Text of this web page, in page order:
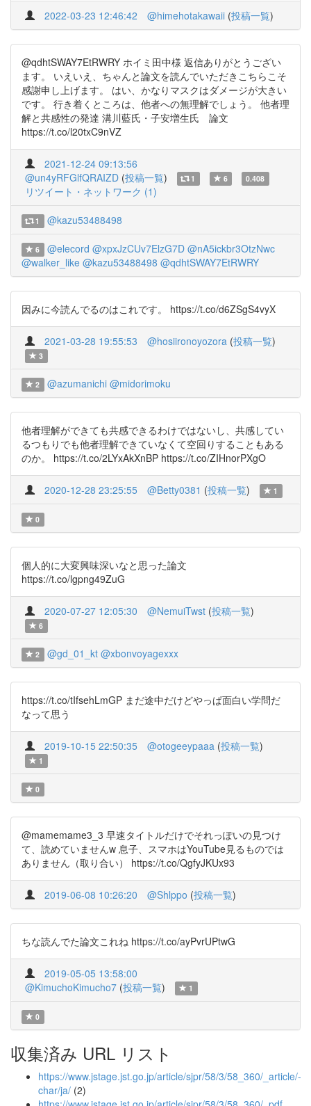
2022-03-23 12:46:42 @himehotakawaii (投稿一覧)
@qdhtSWAY7EtRWRY ホイミ田中様 返信ありがとうござい
ます。 いえいえ、ちゃんと論文を読んでいただきこちらこそ
感謝申し上げます。 はい、かなりマスクはダメージが大きい
です。 行き着くところは、他者への無理解でしょう。 他者理
解と共感性の発達 溝川藍氏・子安増生氏 論文
https://t.co/l20txC9nVZ
2021-12-24 09:13:56
@un4yRFGlfQRAIZD (投稿一覧) 1 6 0.408
リツイート・ネットワーク (1)
1 @kazu53488498
6 @elecord @xpxJzCUv7ElzG7D @nA5ickbr3OtzNwc
@walker_like @kazu53488498 @qdhtSWAY7EtRWRY
因みに今読んでるのはこれです。 https://t.co/d6ZSgS4vyX
2021-03-28 19:55:53 @hosiironoyozora (投稿一覧)
3
2 @azumanichi @midorimoku
他者理解ができても共感できるわけではないし、共感してい
るつもりでも他者理解できていなくて空回りすることもある
のか。 https://t.co/2LYxAkXnBP https://t.co/ZIHnorPXgO
2020-12-28 23:25:55 @Betty0381 (投稿一覧) 1
0
個人的に大変興味深いなと思った論文
https://t.co/lgpng49ZuG
2020-07-27 12:05:30 @NemuiTwst (投稿一覧)
6
2 @gd_01_kt @xbonvoyagexxx
https://t.co/tIfsehLmGP まだ途中だけどやっぱ面白い学問だ
なって思う
2019-10-15 22:50:35 @otogeeypaaa (投稿一覧)
1
0
@mamemame3_3 早速タイトルだけでそれっぽいの見つけ
て、読めていませんw 息子、スマホはYouTube見るものでは
ありません（取り合い） https://t.co/QgfyJKUx93
2019-06-08 10:26:20 @Shlppo (投稿一覧)
ちな読んでた論文これね https://t.co/ayPvrUPtwG
2019-05-05 13:58:00
@KimuchoKimucho7 (投稿一覧) 1
0
収集済み URL リスト
https://www.jstage.jst.go.jp/article/sjpr/58/3/58_360/_article/-
char/ja/ (2)